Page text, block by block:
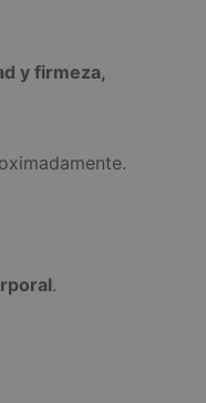
y firmeza,
.